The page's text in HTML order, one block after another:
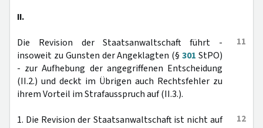
II.
11
Die Revision der Staatsanwaltschaft führt -
insoweit zu Gunsten der Angeklagten (§301 StPO)
- zur Aufhebung der angegriffenen Entscheidung
(II.2.) und deckt im Übrigen auch Rechtsfehler zu
ihrem Vorteil im Strafausspruch auf (II.3.).
12
1. Die Revision der Staatsanwaltschaft ist nicht auf